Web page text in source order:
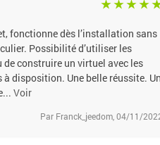
fonctionne dès l’installation sans
Possibilité d’utiliser les
construire un virtuel avec les
à disposition. Une belle réussite.
Voir
Par Franck_jeedom, 04/11/